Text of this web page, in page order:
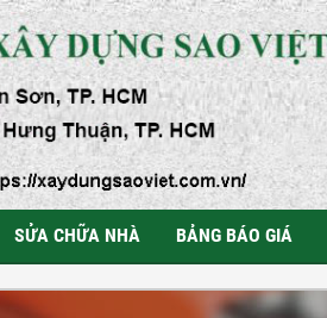
SỬA CHỮA NHÀ BẢNG BÁO GIÁ